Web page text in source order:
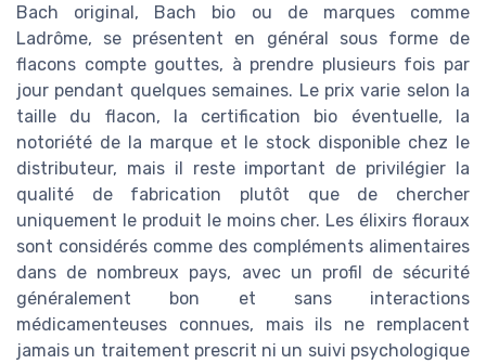
Bach original, Bach bio ou de marques comme
Ladrôme, se présentent en général sous forme de
flacons compte gouttes, à prendre plusieurs fois par
jour pendant quelques semaines. Le prix varie selon la
taille du flacon, la certification bio éventuelle, la
notoriété de la marque et le stock disponible chez le
distributeur, mais il reste important de privilégier la
qualité de fabrication plutôt que de chercher
uniquement le produit le moins cher. Les élixirs floraux
sont considérés comme des compléments alimentaires
dans de nombreux pays, avec un profil de sécurité
généralement bon et sans interactions
médicamenteuses connues, mais ils ne remplacent
jamais un traitement prescrit ni un suivi psychologique